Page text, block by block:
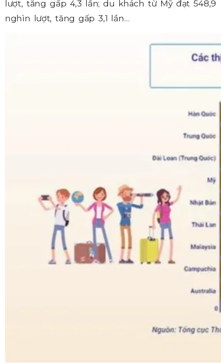
lượt, tăng gấp 4,3 lần; du khách từ Mỹ đạt 548,9
nghìn lượt, tăng gấp 3,1 lần…